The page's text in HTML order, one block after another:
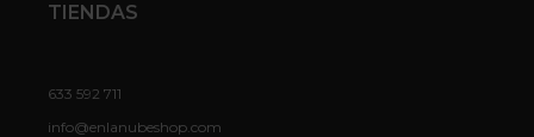
TIENDAS
633 592 711
info@enlanubeshop.com